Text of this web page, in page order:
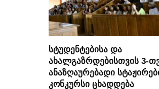
სტუდენტებისა და
ახალგაზრდებისთვის 3-
ანაზღაურებადი
კონკურსი ცხადდება